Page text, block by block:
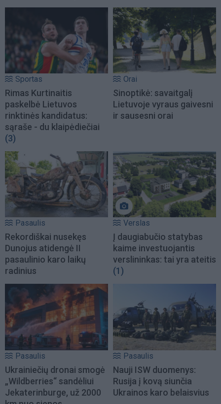
Sportas
Rimas Kurtinaitis
paskelbė Lietuvos
rinktinės kandidatus:
sąraše - du klaipėdiečiai
(3)
Orai
Sinoptikė: savaitgalį
Lietuvoje vyraus gaivesni
ir sausesni orai
Pasaulis
Rekordiškai nusekęs
Dunojus atidengė II
pasaulinio karo laikų
radinius
Verslas
Į daugiabučio statybas
kaime investuojantis
verslininkas: tai yra ateitis
(1)
Pasaulis
Ukrainiečių dronai smogė
„Wildberries“ sandėliui
Jekaterinburge, už 2000
Pasaulis
Nauji ISW duomenys:
Rusija į kovą siunčia
Ukrainos karo belaisvius